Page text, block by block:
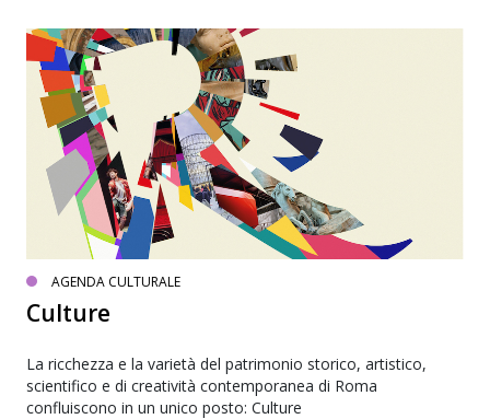
AGENDA CULTURALE
Culture
La ricchezza e la varietà del patrimonio storico, artistico,
scientifico e di creatività contemporanea di Roma
confluiscono in un unico posto: Culture